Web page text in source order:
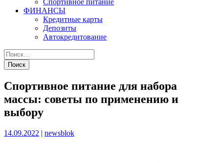
Спортивное питание
ФИНАНСЫ
Кредитные карты
Депозиты
Автокредитование
Спортивное питание для набора
массы: советы по применению и
выбору
Опубликовано
14.09.2022 | Опубликовано
newsblok